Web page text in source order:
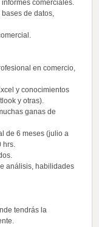
comerciales.
de datos,
en comercio,
y conocimientos
y otras).
ganas de
de 6 meses (julio a
hrs.
análisis, habilidades
tendrás la